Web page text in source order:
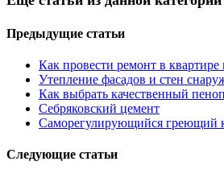
Предыдущие статьи
Как провести ремонт в квартире
Утепление фасадов и стен
Как выбрать качественный
Себряковский цемент
Саморегулирующийся греющий
Следующие статьи